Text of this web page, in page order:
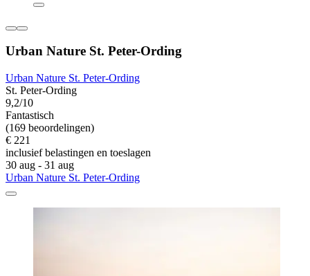
Urban Nature St. Peter-Ording
Urban Nature St. Peter-Ording
St. Peter-Ording
9,2/10
Fantastisch
(169 beoordelingen)
€ 221
inclusief belastingen en toeslagen
30 aug - 31 aug
Urban Nature St. Peter-Ording